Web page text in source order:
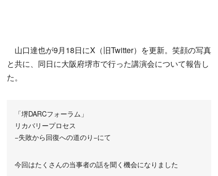
山口達也が9月18日にX（旧Twitter）を更新。笑顔の写真
と共に、同日に大阪府堺市で行った講演会について報告し
た。
「堺DARCフォーラム」
リカバリープロセス
−失敗から回復への道のり−にて
今回はたくさんの当事者の話を聞く機会になりました